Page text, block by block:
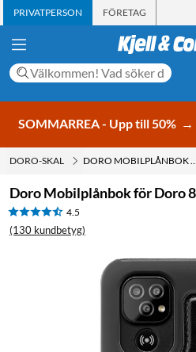
PRIVATPERSON FÖRETAG
SOMMARREA - Upp till 50% →
DORO-SKAL
Doro Mobilplånbok för Doro
4.5
(130 kundbetyg)